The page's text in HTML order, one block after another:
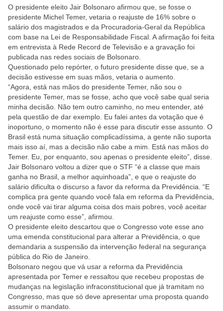
O presidente eleito Jair Bolsonaro afirmou que, se fosse o
presidente Michel Temer, vetaria o reajuste de 16% sobre o
salário dos magistrados e da Procuradoria-Geral da República
com base na Lei de Responsabilidade Fiscal. A afirmação foi feita
em entrevista à Rede Record de Televisão e a gravação foi
publicada nas redes sociais de Bolsonaro.
Questionado pelo repórter, o futuro presidente disse que, se a
decisão estivesse em suas mãos, vetaria o aumento.
“Agora, está nas mãos do presidente Temer, não sou o
presidente Temer, mas se fosse, acho que você sabe qual seria
minha decisão. Não tem outro caminho, no meu entender, até
pela questão de dar exemplo. Eu falei antes da votação que é
inoportuno, o momento não é esse para discutir esse assunto. O
Brasil está numa situação complicadíssima, a gente não suporta
mais isso aí, mas a decisão não cabe a mim. Está nas mãos do
Temer. Eu, por enquanto, sou apenas o presidente eleito”, disse.
Jair Bolsonaro voltou a dizer que o STF “é a classe que mais
ganha no Brasil, a melhor aquinhoada”, e que o reajuste do
salário dificulta o discurso a favor da reforma da Previdência. “E
complica pra gente quando você fala em reforma da Previdência,
onde você vai tirar alguma coisa dos mais pobres, você aceitar
um reajuste como esse”, afirmou.
O presidente eleito descartou que o Congresso vote esse ano
uma emenda constitucional para alterar a Previdência, o que
demandaria a suspensão da intervenção federal na segurança
pública do Rio de Janeiro.
Bolsonaro negou que vá usar a reforma da Previdência
apresentada por Temer e ressaltou que recebeu propostas de
mudanças na legislação infraconstitucional que já tramitam no
Congresso, mas que só deve apresentar uma proposta quando
assumir o mandato.